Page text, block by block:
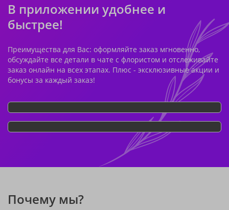
В приложении удобнее и
быстрее!
Преимущества для Вас: оформляйте заказ мгновенно,
обсуждайте все детали в чате с флористом и отслеживайте
заказ онлайн на всех этапах. Плюс - эксклюзивные акции и
бонусы за каждый заказ!
Почему мы?